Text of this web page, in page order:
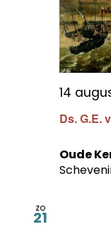
Ds. G.E.
14
Oude
zo
21